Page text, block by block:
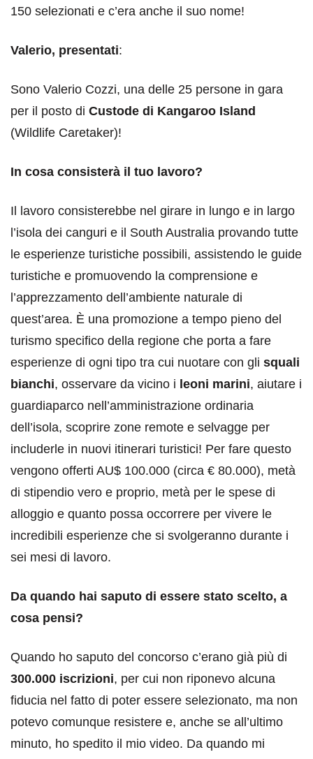
150 selezionati e c’era anche il suo nome!
Valerio, presentati:
Sono Valerio Cozzi, una delle 25 persone in gara
per il posto di Custode di Kangaroo Island
(Wildlife Caretaker)!
In cosa consisterà il tuo lavoro?
Il lavoro consisterebbe nel girare in lungo e in largo
l’isola dei canguri e il South Australia provando tutte
le esperienze turistiche possibili, assistendo le guide
turistiche e promuovendo la comprensione e
l’apprezzamento dell’ambiente naturale di
quest’area. È una promozione a tempo pieno del
turismo specifico della regione che porta a fare
esperienze di ogni tipo tra cui nuotare con gli squali
bianchi, osservare da vicino i leoni marini, aiutare i
guardiaparco nell’amministrazione ordinaria
dell’isola, scoprire zone remote e selvagge per
includerle in nuovi itinerari turistici! Per fare questo
vengono offerti AU$ 100.000 (circa € 80.000), metà
di stipendio vero e proprio, metà per le spese di
alloggio e quanto possa occorrere per vivere le
incredibili esperienze che si svolgeranno durante i
sei mesi di lavoro.
Da quando hai saputo di essere stato scelto, a
cosa pensi?
Quando ho saputo del concorso c’erano già più di
300.000 iscrizioni, per cui non riponevo alcuna
fiducia nel fatto di poter essere selezionato, ma non
potevo comunque resistere e, anche se all’ultimo
minuto, ho spedito il mio video. Da quando mi